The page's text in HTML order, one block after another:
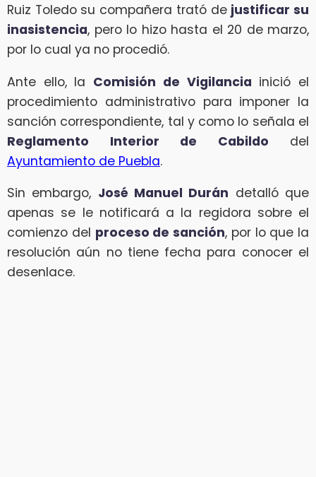
Ruiz Toledo su compañera trató de justificar su
inasistencia, pero lo hizo hasta el 20 de marzo,
por lo cual ya no procedió.
Ante ello, la Comisión de Vigilancia inició el
procedimiento administrativo para imponer la
sanción correspondiente, tal y como lo señala el
Reglamento Interior de Cabildo del
Ayuntamiento de Puebla.
Sin embargo, José Manuel Durán detalló que
apenas se le notificará a la regidora sobre el
comienzo del proceso de sanción, por lo que la
resolución aún no tiene fecha para conocer el
desenlace.